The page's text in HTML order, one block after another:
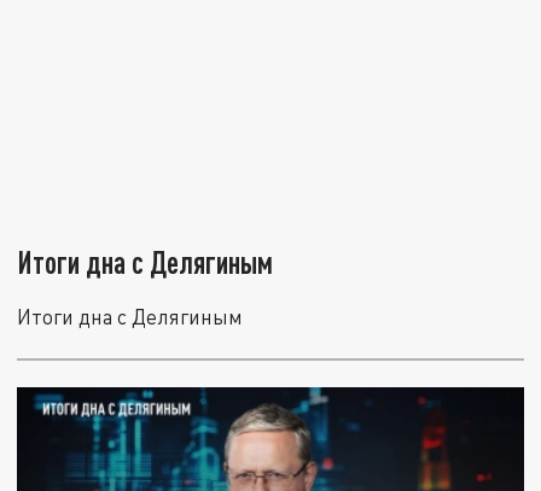
Итоги дна с Делягиным
Итоги дна с Делягиным